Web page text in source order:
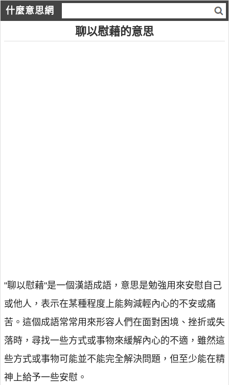
什麼意思網
聊以慰藉的意思
"聊以慰藉"是一個漢語成語，意思是勉強用來安慰自己
或他人，表示在某種程度上能夠減輕內心的不安或痛
苦。這個成語常常用來形容人們在面對困境、挫折或失
落時，尋找一些方式或事物來緩解內心的不適，雖然這
些方式或事物可能並不能完全解決問題，但至少能在精
神上給予一些安慰。